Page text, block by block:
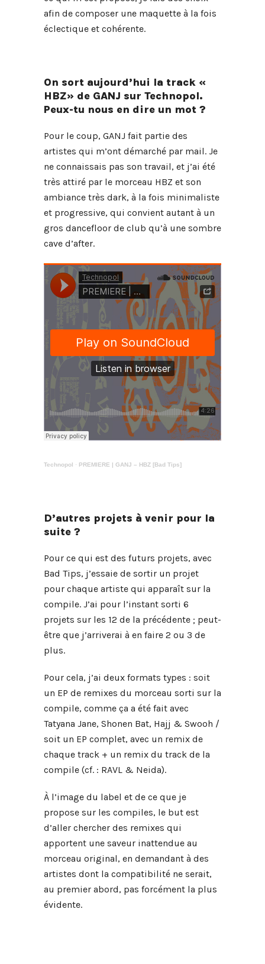
afin de composer une maquette à la fois
éclectique et cohérente.
On sort aujourd’hui la track «
HBZ» de GANJ sur Technopol.
Peux-tu nous en dire un mot ?
Pour le coup, GANJ fait partie des
artistes qui m’ont démarché par mail. Je
ne connaissais pas son travail, et j’ai été
très attiré par le morceau HBZ et son
ambiance très dark, à la fois minimaliste
et progressive, qui convient autant à un
gros dancefloor de club qu’à une sombre
cave d’after.
Technopol · PREMIERE | GANJ – HBZ [Bad Tips]
D’autres projets à venir pour la
suite ?
Pour ce qui est des futurs projets, avec
Bad Tips, j’essaie de sortir un projet
pour chaque artiste qui apparaît sur la
compile. J’ai pour l’instant sorti 6
projets sur les 12 de la précédente ; peut-
être que j’arriverai à en faire 2 ou 3 de
plus.
Pour cela, j’ai deux formats types : soit
un EP de remixes du morceau sorti sur la
compile, comme ça a été fait avec
Tatyana Jane, Shonen Bat, Hajj & Swooh /
soit un EP complet, avec un remix de
chaque track + un remix du track de la
compile (cf. : RAVL & Neida).
À l’image du label et de ce que je
propose sur les compiles, le but est
d’aller chercher des remixes qui
apportent une saveur inattendue au
morceau original, en demandant à des
artistes dont la compatibilité ne serait,
au premier abord, pas forcément la plus
évidente.